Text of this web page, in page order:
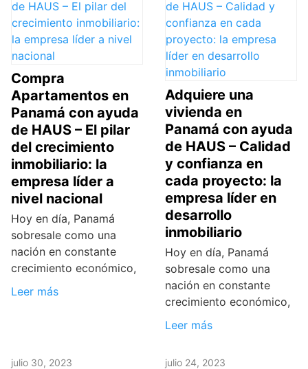
Compra
Apartamentos en
Panamá con ayuda
de HAUS – El pilar
del crecimiento
inmobiliario: la
empresa líder a
nivel nacional
Hoy en día, Panamá
sobresale como una
nación en constante
crecimiento económico,
Leer más
Adquiere una
vivienda en
Panamá con ayuda
de HAUS – Calidad
y confianza en
cada proyecto: la
empresa líder en
desarrollo
inmobiliario
Hoy en día, Panamá
sobresale como una
nación en constante
crecimiento económico,
Leer más
julio 30, 2023 julio 24, 2023